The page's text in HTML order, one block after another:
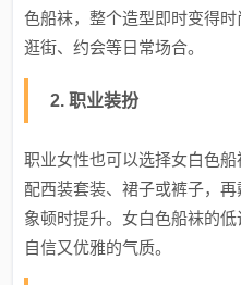
色船袜，整个造型即时变得
逛街、约会等日常场合。
2. 职业装扮
职业女性也可以选择女白色
配西装套装、裙子或裤子，
象顿时提升。女白色船袜的
自信又优雅的气质。